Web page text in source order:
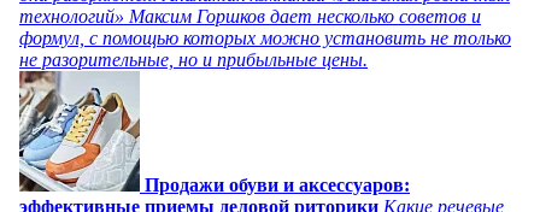
технологий» Максим Горшков дает несколько советов и
формул, с помощью которых можно установить не только
не разорительные, но и прибыльные цены.
Продажи обуви и аксессуаров:
эффективные приемы деловой риторики Какие речевые